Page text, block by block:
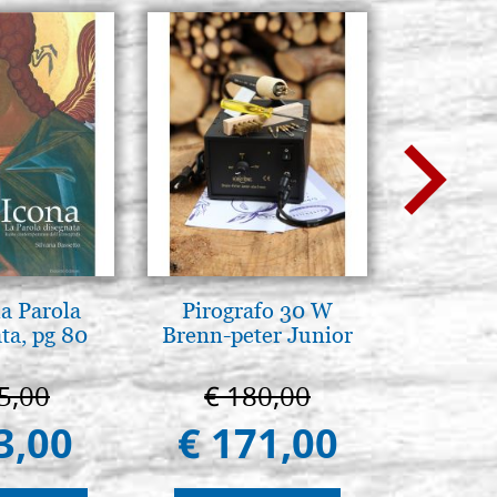
Parola
pg 80
Pirografo 30 W
Brenn-peter Junior
€ 180,00
€ 171,00
€
€